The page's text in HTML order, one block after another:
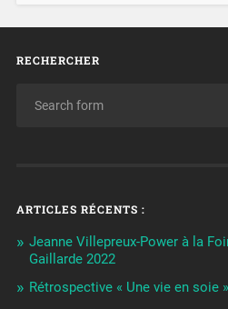
RECHERCHER
ARTICLES RÉCENTS :
Jeanne Villepreux-Power à la
Gaillarde 2022
Rétrospective « Une vie en soie